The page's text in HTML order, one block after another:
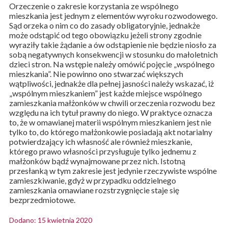
Orzeczenie o zakresie korzystania ze wspólnego
mieszkania jest jednym z elementów wyroku rozwodowego.
Sąd orzeka o nim co do zasady obligatoryjnie, jednakże
może odstąpić od tego obowiązku jeżeli strony zgodnie
wyraziły takie żądanie a ów odstąpienie nie będzie niosło za
sobą negatywnych konsekwencji w stosunku do małoletnich
dzieci stron. Na wstępie należy omówić pojęcie „wspólnego
mieszkania”. Nie powinno ono stwarzać większych
wątpliwości, jednakże dla pełnej jasności należy wskazać, iż
„wspólnym mieszkaniem” jest każde miejsce wspólnego
zamieszkania małżonków w chwili orzeczenia rozwodu bez
względu na ich tytuł prawny do niego. W praktyce oznacza
to, że w omawianej materii wspólnym mieszkaniem jest nie
tylko to, do którego małżonkowie posiadają akt notarialny
potwierdzający ich własność ale również mieszkanie,
którego prawo własności przysługuje tylko jednemu z
małżonków bądź wynajmowane przez nich. Istotną
przesłanką w tym zakresie jest jedynie rzeczywiste wspólne
zamieszkiwanie, gdyż w przypadku oddzielnego
zamieszkania omawiane rozstrzygnięcie staje się
bezprzedmiotowe.
Dodano: 15 kwietnia 2020